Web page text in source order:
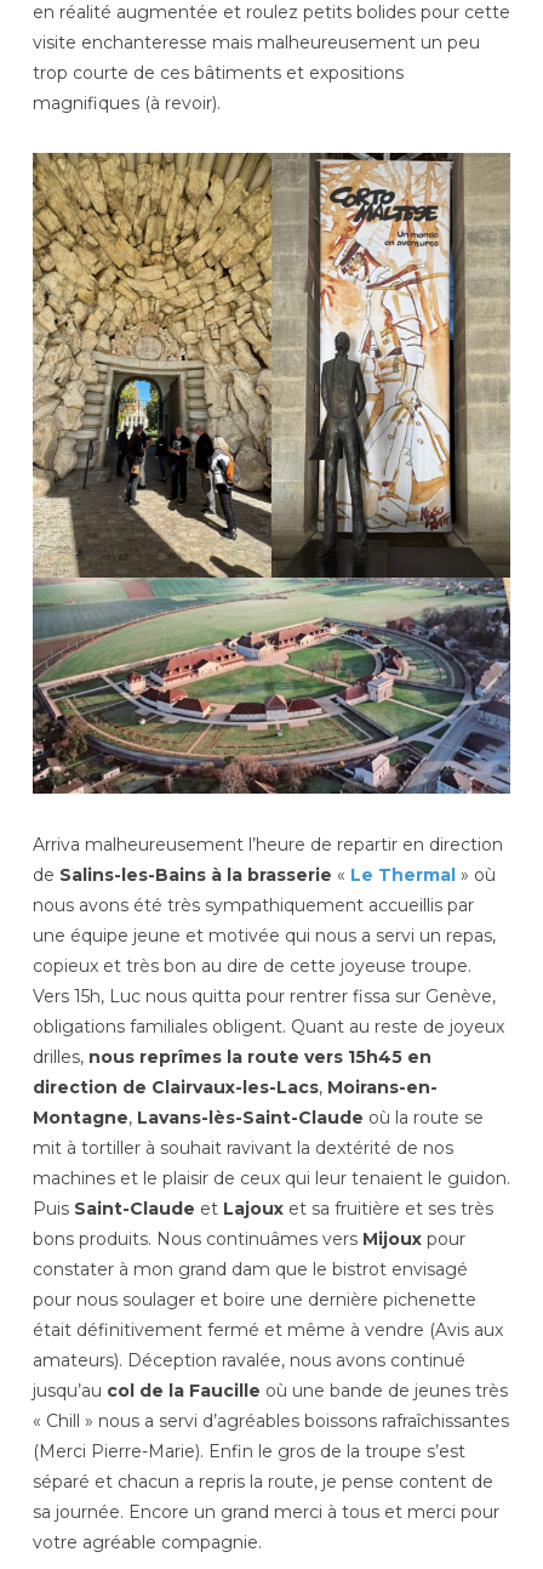
en réalité augmentée et roulez petits bolides pour cette
visite enchanteresse mais malheureusement un peu
trop courte de ces bâtiments et expositions
magnifiques (à revoir).
Arriva malheureusement l’heure de repartir en direction
de Salins-les-Bains à la brasserie « Le Thermal » où
nous avons été très sympathiquement accueillis par
une équipe jeune et motivée qui nous a servi un repas,
copieux et très bon au dire de cette joyeuse troupe.
Vers 15h, Luc nous quitta pour rentrer fissa sur Genève,
obligations familiales obligent. Quant au reste de joyeux
drilles, nous reprîmes la route vers 15h45 en
direction de Clairvaux-les-Lacs, Moirans-en-
Montagne, Lavans-lès-Saint-Claude où la route se
mit à tortiller à souhait ravivant la dextérité de nos
machines et le plaisir de ceux qui leur tenaient le guidon.
Puis Saint-Claude etLajouxet sa fruitière et ses très
bons produits. Nous continuâmes vers Mijouxpour
constater à mon grand dam que le bistrot envisagé
pour nous soulager et boire une dernière pichenette
était définitivement fermé et même à vendre (Avis aux
amateurs). Déception ravalée, nous avons continué
jusqu’au col de la Faucille où une bande de jeunes très
« Chill » nous a servi d’agréables boissons rafraîchissantes
(Merci Pierre-Marie). Enfin le gros de la troupe s’est
séparé et chacun a repris la route, je pense content de
sa journée. Encore un grand merci à tous et merci pour
votre agréable compagnie.